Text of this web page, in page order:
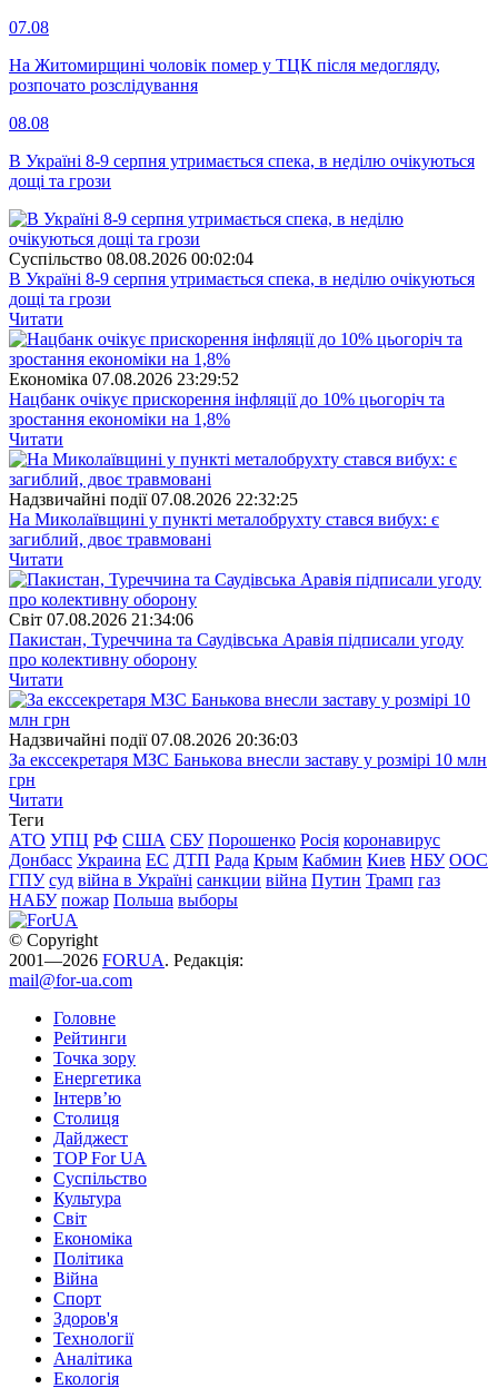
07.08
На Житомирщині чоловік помер у ТЦК після медогляду,
розпочато розслідування
08.08
В Україні 8-9 серпня утримається спека, в неділю очікуються
дощі та грози
Суспiльство 08.08.2026 00:02:04
В Україні 8-9 серпня утримається спека, в неділю очікуються
дощі та грози
Читати
Економіка 07.08.2026 23:29:52
Нацбанк очікує прискорення інфляції до 10% цьогоріч та
зростання економіки на 1,8%
Читати
Надзвичайні події 07.08.2026 22:32:25
На Миколаївщині у пункті металобрухту стався вибух: є
загиблий, двоє травмовані
Читати
Свiт 07.08.2026 21:34:06
Пакистан, Туреччина та Саудівська Аравія підписали угоду
про колективну оборону
Читати
Надзвичайні події 07.08.2026 20:36:03
За екссекретаря МЗС Банькова внесли заставу у розмірі 10 млн
грн
Читати
Теги
АТО УПЦ РФ США СБУ Порошенко Росія коронавирус
Донбасс Украина ЕС ДТП Рада Крым Кабмин Киев НБУ ООС
ГПУ суд війна в Україні санкции війна Путин Трамп газ
НАБУ пожар Польша выборы
© Copyright
2001—2026 FORUA. Редакція:
mail@for-ua.com
Головне
Рейтинги
Точка зору
Енергетика
Інтерв’ю
Столиця
Дайджест
TOP For UA
Суспiльство
Культура
Світ
Економіка
Політика
Війна
Спорт
Здоров'я
Технології
Аналітика
Екологія